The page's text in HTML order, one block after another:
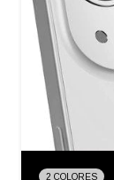
2 COLORES